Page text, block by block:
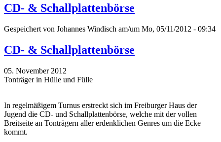
CD- & Schallplattenbörse
Gespeichert von Johannes Windisch am/um Mo, 05/11/2012 - 09:34
CD- & Schallplattenbörse
05. November 2012
Tonträger in Hülle und Fülle
In regelmäßigem Turnus erstreckt sich im Freiburger Haus der
Jugend die CD- und Schallplattenbörse, welche mit der vollen
Breitseite an Tonträgern aller erdenklichen Genres um die Ecke
kommt.